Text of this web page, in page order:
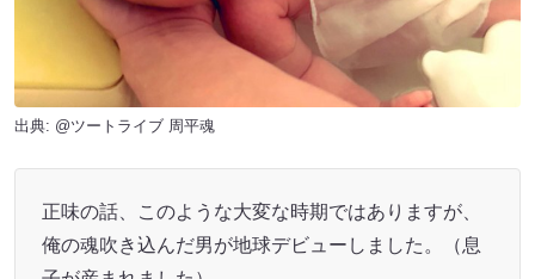
出典: @ツートライブ 周平魂
正味の話、このような大変な時期ではありますが、
俺の魂吹き込んだ男が地球デビューしました。（息